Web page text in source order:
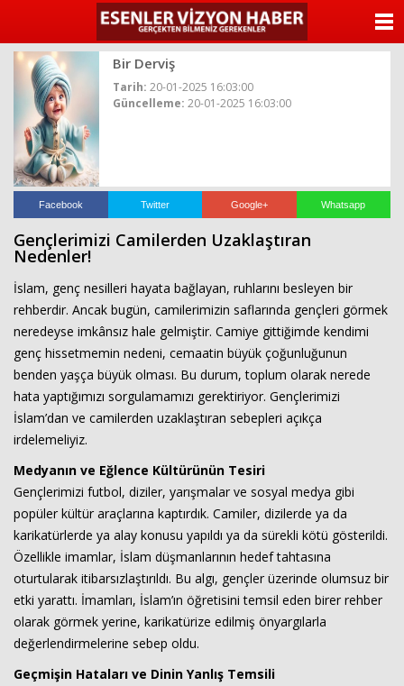
Bir Derviş
Tarih: 20-01-2025 16:03:00
Güncelleme: 20-01-2025 16:03:00
Facebook Twitter Google+ Whatsapp
Gençlerimizi Camilerden Uzaklaştıran
Nedenler!
İslam, genç nesilleri hayata bağlayan, ruhlarını besleyen bir
rehberdir. Ancak bugün, camilerimizin saflarında gençleri görmek
neredeyse imkânsız hale gelmiştir. Camiye gittiğimde kendimi
genç hissetmemin nedeni, cemaatin büyük çoğunluğunun
benden yaşça büyük olması. Bu durum, toplum olarak nerede
hata yaptığımızı sorgulamamızı gerektiriyor. Gençlerimizi
İslam’dan ve camilerden uzaklaştıran sebepleri açıkça
irdelemeliyiz.
Medyanın ve Eğlence Kültürünün Tesiri
Gençlerimizi futbol, diziler, yarışmalar ve sosyal medya gibi
popüler kültür araçlarına kaptırdık. Camiler, dizilerde ya da
karikatürlerde ya alay konusu yapıldı ya da sürekli kötü gösterildi.
Özellikle imamlar, İslam düşmanlarının hedef tahtasına
oturtularak itibarsızlaştırıldı. Bu algı, gençler üzerinde olumsuz bir
etki yarattı. İmamları, İslam’ın öğretisini temsil eden birer rehber
olarak görmek yerine, karikatürize edilmiş önyargılarla
değerlendirmelerine sebep oldu.
Geçmişin Hataları ve Dinin Yanlış Temsili
ANASAYFA
YAZARLAR
VİDEO GALERİ
KÜNYE
İLETİŞİM
Haberin Doğru Adresi.